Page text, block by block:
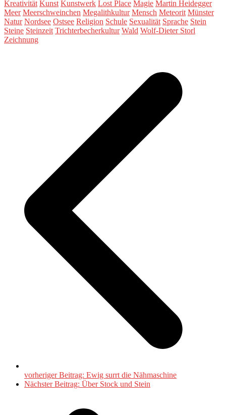
Kreativität Kunst Kunstwerk Lost Place Magie Martin Heidegger
Meer Meerschweinchen Megalithkultur Mensch Meteorit Münster
Natur Nordsee Ostsee Religion Schule Sexualität Sprache Stein
Steine Steinzeit Trichterbecherkultur Wald Wolf-Dieter Storl
Zeichnung
vorheriger Beitrag: Ewig surrt die Nähmaschine
Nächster Beitrag: Über Stock und Stein